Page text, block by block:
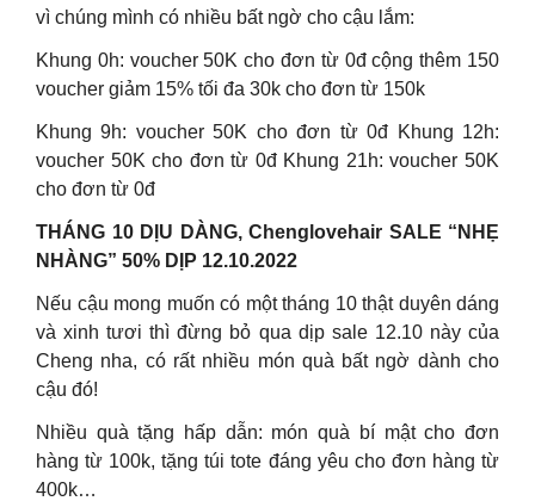
vì chúng mình có nhiều bất ngờ cho cậu lắm:
Khung 0h: voucher 50K cho đơn từ 0đ cộng thêm 150
voucher giảm 15% tối đa 30k cho đơn từ 150k
Khung 9h: voucher 50K cho đơn từ 0đ Khung 12h:
voucher 50K cho đơn từ 0đ Khung 21h: voucher 50K
cho đơn từ 0đ
THÁNG 10 DỊU DÀNG, Chenglovehair SALE “NHẸ
NHÀNG” 50% DỊP 12.10.2022
Nếu cậu mong muốn có một tháng 10 thật duyên dáng
và xinh tươi thì đừng bỏ qua dịp sale 12.10 này của
Cheng nha, có rất nhiều món quà bất ngờ dành cho
cậu đó!
Nhiều quà tặng hấp dẫn: món quà bí mật cho đơn
hàng từ 100k, tặng túi tote đáng yêu cho đơn hàng từ
400k…